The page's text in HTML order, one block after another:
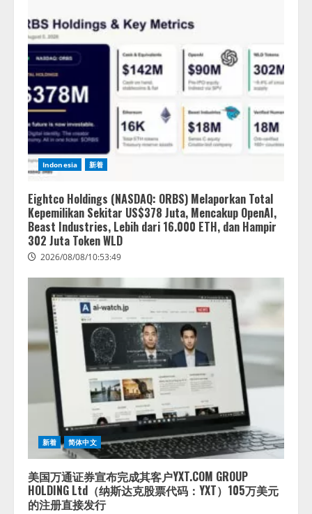
Indonesia 新着
Eightco Holdings (NASDAQ: ORBS) Melaporkan Total
Kepemilikan Sekitar US$378 Juta, Mencakup OpenAI,
Beast Industries, Lebih dari 16.000 ETH, dan Hampir
302 Juta Token WLD
2026/08/08/10:53:49
新着 简体中文
美国万通证券宣布完成其客户YXT.COM GROUP
HOLDING Ltd（纳斯达克股票代码：YXT）105万美元
的注册直接发行